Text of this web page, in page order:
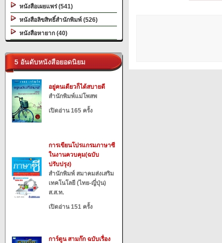
หนังสือเผยแพร่ (541)
หนังสือลิขสิทธิ์สำนักพิมพ์ (526)
หนังสือหายาก (40)
5 อันดับหนังสือยอดนิยม
อยู่คนเดียวก็ได้สบายดี
สำนักพิมพ์แม่โพสพ
เปิดอ่าน 165 ครั้ง
การเขียนโปรแกรมภาษาซี
ในงานควบคุม(ฉบับ
ปรับปรุง)
สำนักพิมพ์ สมาคมส่งเสริม
เทคโนโลยี (ไทย-ญี่ปุ่น)
ส.ส.ท.
เปิดอ่าน 151 ครั้ง
การ์ตูน สามก๊ก ฉบับเรื่อง